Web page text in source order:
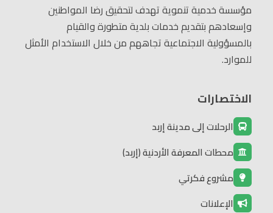
مؤسسة خدمية تنموية تهدف لتحقيق رضا المواطنين
وإسعادهم بتقديم خدمات بلدية متطورة والقيام
بالمسؤولية الاجتماعية تجاههم من خلال الاستخدام الأمثل
للموارد.
الاختصارات
الرحلات إلى مدينة إربد
محطات المعرفة الأردنية (إربد)
مشروع فكرتي
الإعلانات